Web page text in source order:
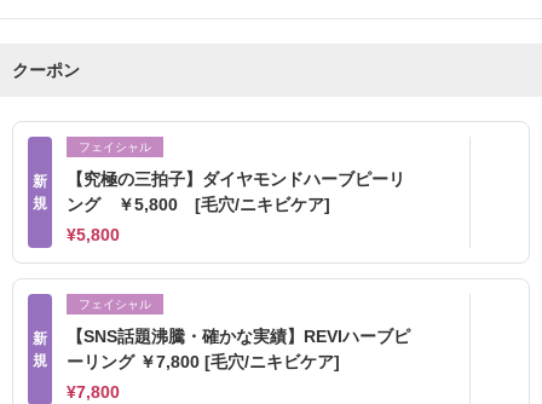
クーポン
新
規
フェイシャル
【究極の三拍子】ダイヤモンドハーブピーリ
ング ￥5,800 [毛穴/ニキビケア]
¥5,800
新
規
フェイシャル
【SNS話題沸騰・確かな実績】REVIハーブピ
ーリング ￥7,800 [毛穴/ニキビケア]
¥7,800